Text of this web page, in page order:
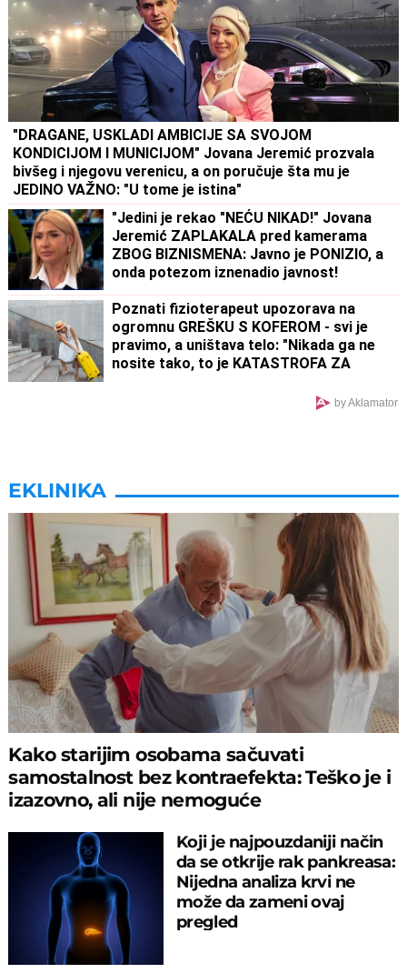
"DRAGANE, USKLADI AMBICIJE SA SVOJOM
KONDICIJOM I MUNICIJOM" Jovana Jeremić prozvala
bivšeg i njegovu verenicu, a on poručuje šta mu je
JEDINO VAŽNO: "U tome je istina"
"Jedini je rekao "NEĆU NIKAD!" Jovana
Jeremić ZAPLAKALA pred kamerama
ZBOG BIZNISMENA: Javno je PONIZIO, a
onda potezom iznenadio javnost!
Poznati fizioterapeut upozorava na
ogromnu GREŠKU S KOFEROM - svi je
pravimo, a uništava telo: "Nikada ga ne
nosite tako, to je KATASTROFA ZA
by Aklamator
EKLINIKA
Kako starijim osobama sačuvati
samostalnost bez kontraefekta: Teško je i
izazovno, ali nije nemoguće
Koji je najpouzdaniji način
da se otkrije rak pankreasa:
Nijedna analiza krvi ne
može da zameni ovaj
pregled